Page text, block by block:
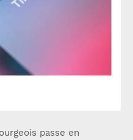
passe en